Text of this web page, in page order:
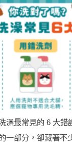
澡最常見的 6 大錯
一部分，卻藏著不